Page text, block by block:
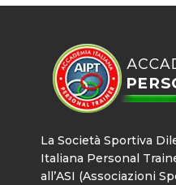
La Società Sportiva
Italiana Personal
all’ASI (Associazioni